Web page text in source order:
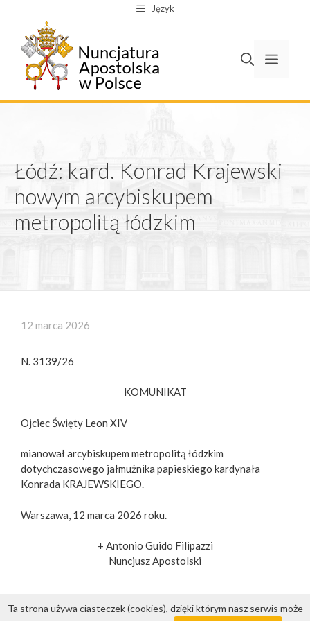
treści
Język
Łódź: kard. Konrad Krajewski
nowym arcybiskupem
metropolitą łódzkim
12 marca 2026
N. 3139/26
KOMUNIKAT
Ojciec Święty Leon XIV
mianował arcybiskupem metropolitą łódzkim
dotychczasowego jałmużnika papieskiego kardynała
Konrada KRAJEWSKIEGO.
Warszawa, 12 marca 2026 roku.
+ Antonio Guido Filipazzi
Nuncjusz Apostolski
Ta strona używa ciasteczek (cookies), dzięki którym nasz serwis może